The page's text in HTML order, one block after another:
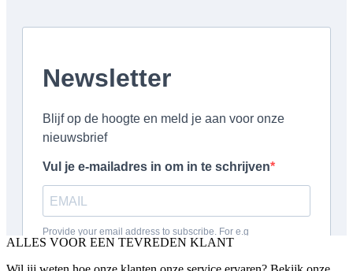
ALLES VOOR EEN TEVREDEN KLANT